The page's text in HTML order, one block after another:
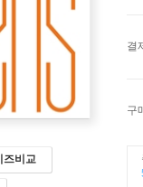
즈비교
결
구